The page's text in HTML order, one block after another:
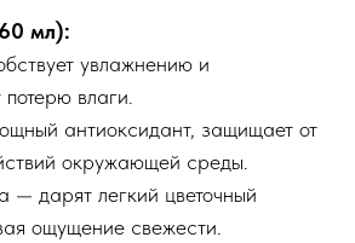
мл):
увлажнению и
влаги.
антиоксидант, защищает от
окружающей среды.
дарят легкий цветочный
ощущение свежести.